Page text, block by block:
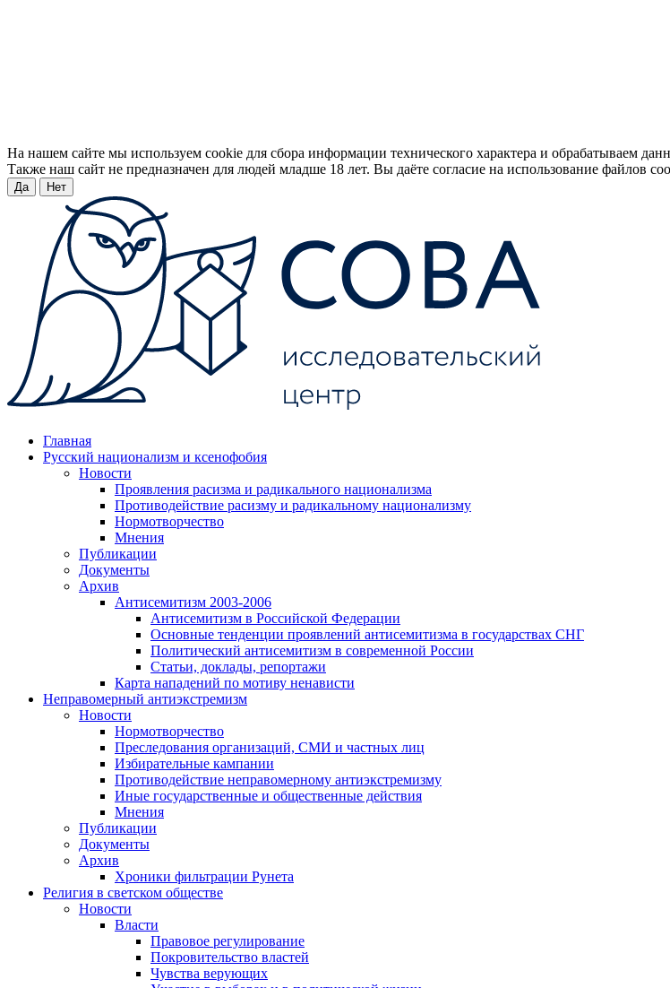
На нашем сайте мы используем cookie для сбора информации технического характера и обрабатываем
Также наш сайт не предназначен для людей младше 18 лет. Вы даёте согласие на использование файлов
Да Нет
Главная
Русский национализм и ксенофобия
Новости
Проявления расизма и радикального национализма
Противодействие расизму и радикальному национализму
Нормотворчество
Мнения
Публикации
Документы
Архив
Антисемитизм 2003-2006
Антисемитизм в Российской Федерации
Основные тенденции проявлений антисемитизма в государствах СНГ
Политический антисемитизм в современной России
Статьи, доклады, репортажи
Карта нападений по мотиву ненависти
Неправомерный антиэкстремизм
Новости
Нормотворчество
Преследования организаций, СМИ и частных лиц
Избирательные кампании
Противодействие неправомерному антиэкстремизму
Иные государственные и общественные действия
Мнения
Публикации
Документы
Архив
Хроники фильтрации Рунета
Религия в светском обществе
Новости
Власти
Правовое регулирование
Покровительство властей
Чувства верующих